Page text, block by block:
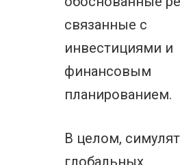
связанные с
инвестициями и
финансовым
планированием.
В целом,
глобальных